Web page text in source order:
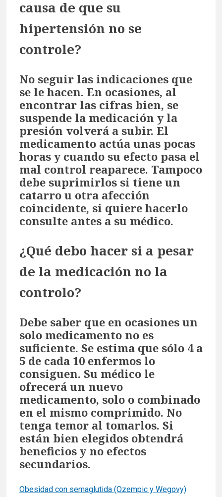
causa de que su
hipertensión no se
controle?
No seguir las indicaciones que
se le hacen. En ocasiones, al
encontrar las cifras bien, se
suspende la medicación y la
presión volverá a subir. El
medicamento actúa unas pocas
horas y cuando su efecto pasa el
mal control reaparece. Tampoco
debe suprimirlos si tiene un
catarro u otra afección
coincidente, si quiere hacerlo
consulte antes a su médico.
¿Qué debo hacer si a pesar
de la medicación no la
controlo?
Debe saber que en ocasiones un
solo medicamento no es
suficiente. Se estima que sólo 4 a
5 de cada 10 enfermos lo
consiguen. Su médico le
ofrecerá un nuevo
medicamento, solo o combinado
en el mismo comprimido. No
tenga temor al tomarlos. Si
están bien elegidos obtendrá
beneficios y no efectos
secundarios.
Obesidad con semaglutida (Ozempic y Wegovy)